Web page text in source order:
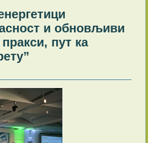
и обновљиви
пут ка